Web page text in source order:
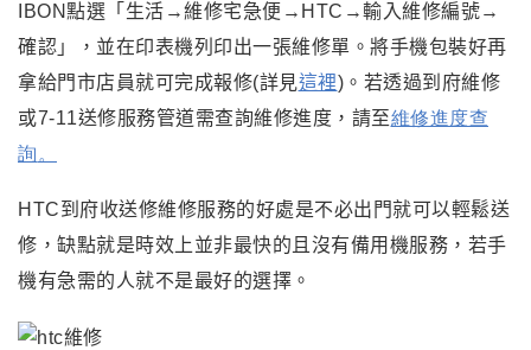
IBON點選「生活→維修宅急便→HTC→輸入維修編號→
確認」，並在印表機列印出一張維修單。將手機包裝好再
拿給門市店員就可完成報修(詳見這裡)。 若透過到府維修
或7-11送修服務管道需查詢維修進度，請至維修進度查
詢。
HTC到府收送修維修服務的好處是不必出門就可以輕鬆送
修 ， 缺點就是時效上並非最快的且沒有備用機服務 ， 若手
機有急需的人就不是最好的選擇 。